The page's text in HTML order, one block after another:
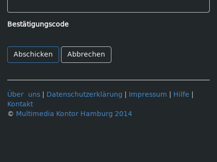
Bestätigungscode
Abbrechen
Über uns Datenschutzerklärung Impressum Hilfe
Kontakt
© Multimedia Kontor Hamburg 2014